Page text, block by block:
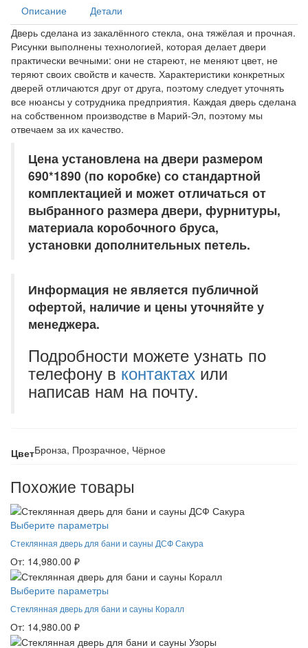
Описание
Детали
Дверь сделана из закалённого стекла, она тяжёлая и прочная.
Рисунки выполнены технологией, которая делает двери
практически вечными: они не стареют, не меняют цвет, не
теряют своих свойств и качеств. Характеристики конкретных
дверей отличаются друг от друга, поэтому следует уточнять
все нюансы у сотрудника предприятия. Каждая дверь сделана
на собственном производстве в Марий-Эл, поэтому мы
отвечаем за их качество.
Цена установлена на двери размером
690*1890 (по коробке) со стандартной
комплектацией и может отличаться от
выбранного размера двери, фурнитуры,
материала коробочного бруса,
установки дополнительных петель.
Информация не является публичной
офертой, наличие и цены уточняйте у
менеджера.
Подробности можете узнать по
телефону в контактахили
написав нам на почту.
ЦветБронза, Прозрачное, Чёрное
Похожие товары
Выберите параметры
Стеклянная дверь для бани и сауны ДСФ Сакура
От: 14,980.00 ₽
Выберите параметры
Стеклянная дверь для бани и сауны Коралл
От: 14,980.00 ₽